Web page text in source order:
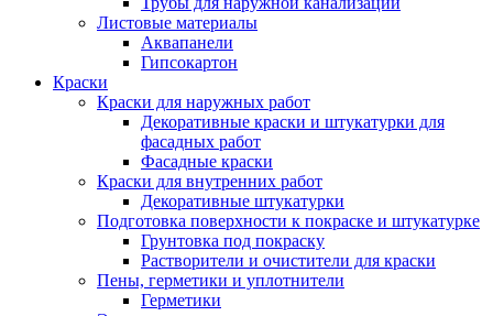
Листовые материалы
Аквапанели
Гипсокартон
Краски
Краски для наружных работ
Декоративные краски и штукатурки для
фасадных работ
Фасадные краски
Краски для внутренних работ
Декоративные штукатурки
Подготовка поверхности к покраске и штукатурке
Грунтовка под покраску
Растворители и очистители для краски
Пены, герметики и уплотнители
Герметики